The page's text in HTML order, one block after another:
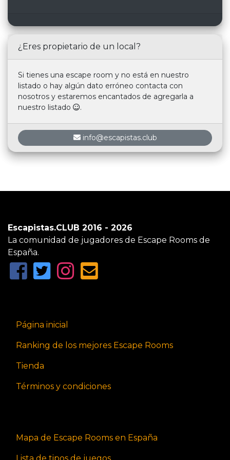
¿Eres propietario de un local?
Si tienes una escape room y no está en nuestro
listado o hay algún dato erróneo contacta con
nosotros y estaremos encantados de agregarla a
nuestro listado
.
info@escapistas.club
Escapistas.CLUB 2016 - 2026
La comunidad de jugadores de Escape Rooms de
España.
Página inicial
Ranking de los mejores Escape Rooms
Tienda
Términos y condiciones
Mapa de Escape Rooms en España